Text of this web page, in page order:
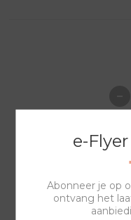
e-
Abonneer je op
ontvang het